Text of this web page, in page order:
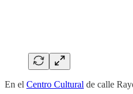
En el Centro Cultural de calle